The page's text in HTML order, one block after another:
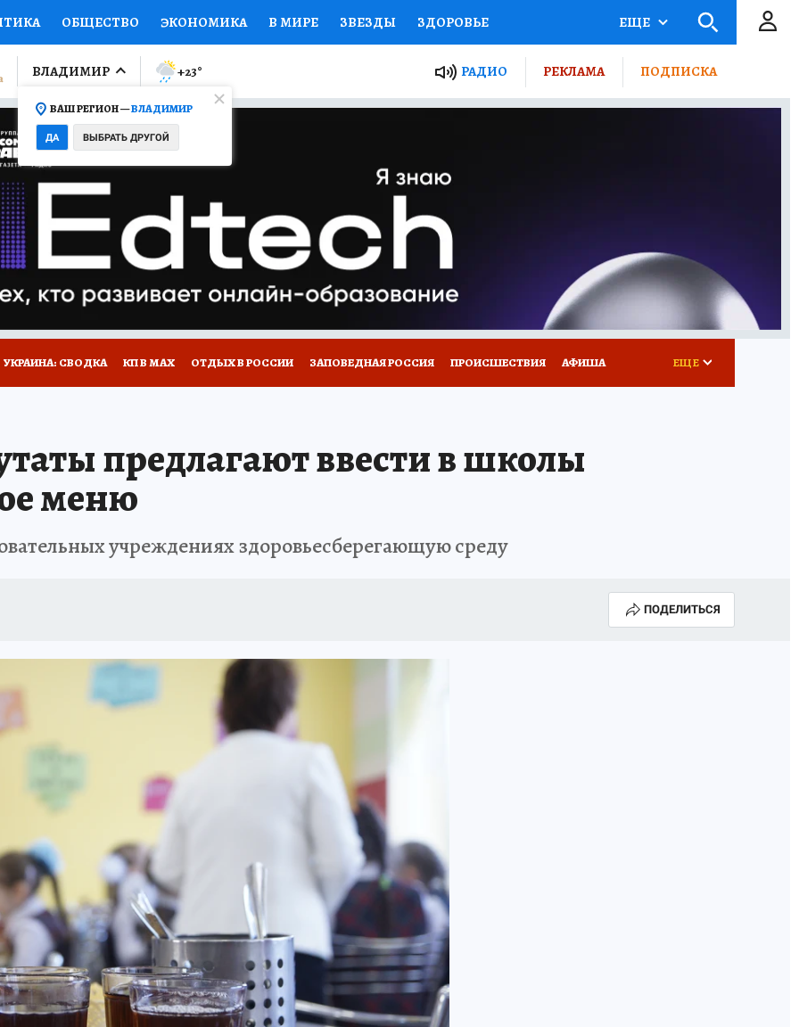
ОБЩЕСТВО ЭКОНОМИКА В МИРЕ ЗВЕЗДЫ ЗДОРОВЬЕ
ПРОИСШЕСТВИЯ НАЦИОНАЛЬНЫЕ ПРОЕКТЫ РОССИИ
ОТКРЫВАЕМ МИР Я ЗНАЮ СЕМЬЯ ЖЕНСКИЕ СЕКРЕТЫ ПУТЕВОДИТЕЛЬ
ПРОМОКОДЫ СЕРИАЛЫ
КОЛЛЕКЦИИ КОНКУРСЫ ГИД ПОТРЕБИТЕЛЯ
САЙТЕ СПЕЦПРОЕКТЫ КП-ВЛАДИМИР
ЕЩЕ
ВЛАДИМИР
ВАШ РЕГИОН —ВЛАДИМИР
ДА ВЫБРАТЬ ДРУГОЙ
+23° РАДИО РЕКЛАМА ПОДПИСКА
УКРАИНА: СВОДКА КП В МАХ ОТДЫХ В РОССИИ ЗАПОВЕДНАЯ РОССИЯ ПРОИСШЕСТВИЯ АФИША ЕЩЕ
предлагают ввести в школы
меню
учреждениях здоровьесберегающую среду
ПОДЕЛИТЬСЯ